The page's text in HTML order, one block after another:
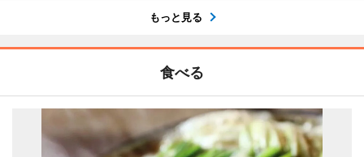
もっと見る
食べる